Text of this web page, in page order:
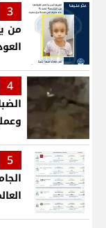
3
من
4
5
العالمي